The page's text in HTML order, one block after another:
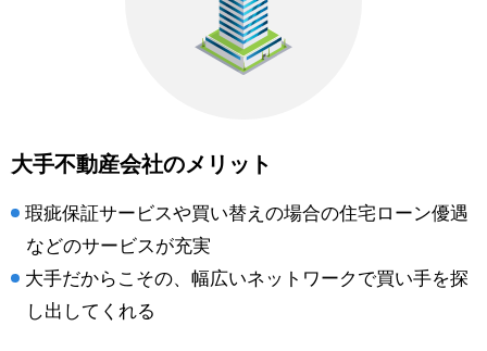
大手不動産会社のメリット
瑕疵保証サービスや買い替えの場合の住宅ローン優遇
などのサービスが充実
大手だからこその、幅広いネットワークで買い手を探
し出してくれる